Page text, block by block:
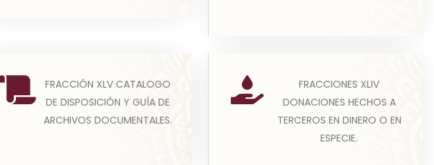
FRACCIÓN XLV CATALOGO
DE DISPOSICIÓN Y GUÍA DE
ARCHIVOS DOCUMENTALES.
El artículo 24, fracción IV de la Ley
General de Transparencia y
Acceso a la Informac...
FRACCIONES XLIV
DONACIONES HECHOS A
TERCEROS EN DINERO O EN
ESPECIE.
(A) Los sujetos obligados que
sean ejecutores de gasto podrán
otorgar donativos siemp...
Leer más